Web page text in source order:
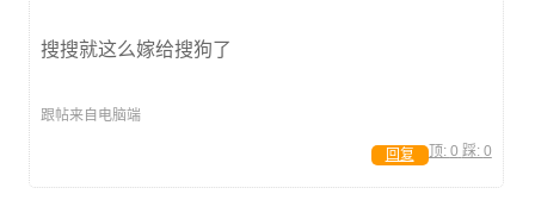
搜搜就这么嫁给搜狗了
跟帖来自电脑端
顶: 0 踩: 0
回复